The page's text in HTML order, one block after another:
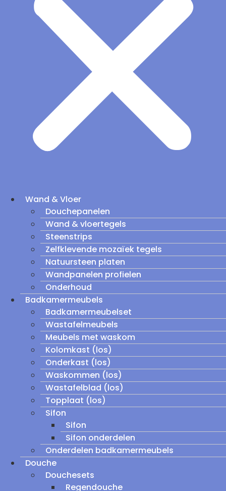
Wand & Vloer
Douchepanelen
Wand & vloertegels
Steenstrips
Zelfklevende mozaïek tegels
Natuursteen platen
Wandpanelen profielen
Onderhoud
Badkamermeubels
Badkamermeubelset
Wastafelmeubels
Meubels met waskom
Kolomkast (los)
Onderkast (los)
Waskommen (los)
Wastafelblad (los)
Topplaat (los)
Sifon
Sifon
Sifon onderdelen
Onderdelen badkamermeubels
Douche
Douchesets
Regendouche